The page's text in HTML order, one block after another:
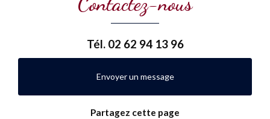
Tél. 02 62 94 13 96
Envoyer un message
Partagez cette page